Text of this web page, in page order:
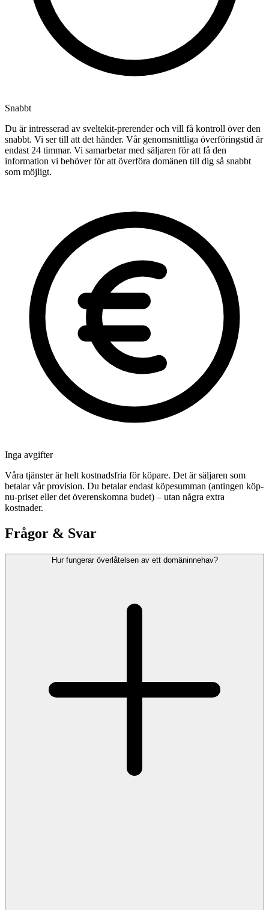
Snabbt
Du är intresserad av sveltekit-prerender och vill få kontroll över den
snabbt. Vi ser till att det händer. Vår genomsnittliga överföringstid är
endast 24 timmar. Vi samarbetar med säljaren för att få den
information vi behöver för att överföra domänen till dig så snabbt
som möjligt.
Inga avgifter
Våra tjänster är helt kostnadsfria för köpare. Det är säljaren som
betalar vår provision. Du betalar endast köpesumman (antingen köp-
nu-priset eller det överenskomna budet) – utan några extra
kostnader.
Frågor & Svar
Hur fungerar överlåtelsen av ett domäninnehav?